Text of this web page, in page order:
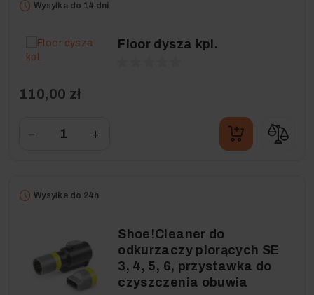
Wysyłka do 14 dni
Floor dysza kpl.
110,00 zł
− +
Wysyłka do 24h
Shoe!Cleaner do
odkurzaczy piorących SE
3, 4, 5, 6, przystawka do
czyszczenia obuwia